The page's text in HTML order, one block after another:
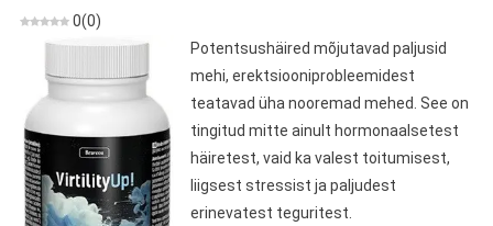
0(0)
Potentsushäired mõjutavad paljusid
mehi, erektsiooniprobleemidest
teatavad üha nooremad mehed. See on
tingitud mitte ainult hormonaalsetest
häiretest, vaid ka valest toitumisest,
liigsest stressist ja paljudest
erinevatest teguritest.